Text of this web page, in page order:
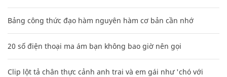
Bảng công thức đạo hàm nguyên hàm cơ bản cần nhớ
20 số điện thoại ma ám bạn không bao giờ nên gọi
Clip lột tả chân thực cảnh anh trai và em gái như 'chó với